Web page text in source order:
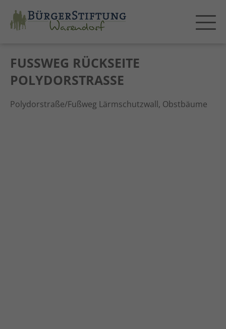
FUSSWEG RÜCKSEITE P
OLYDORSTRASSE
Polydorstraße/Fußweg Lärmschutzwall, Obstbäume